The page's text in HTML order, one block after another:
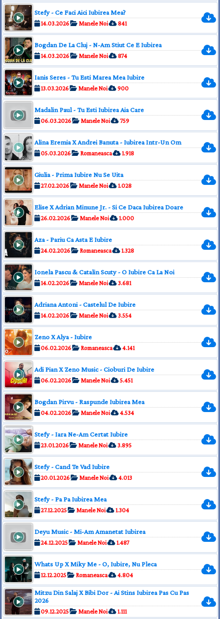
Stefy - Ce Faci Aici Iubirea Mea?
14.03.2026 Manele Noi 841
Bogdan De La Cluj - N-Am Stiut Ce E Iubirea
14.03.2026 Manele Noi 874
Ianis Seres - Tu Esti Marea Mea Iubire
13.03.2026 Manele Noi 900
Madalin Paul - Tu Esti Iubirea Aia Care
06.03.2026 Manele Noi 759
Alina Eremia X Andrei Banuta - Iubirea Intr-Un Om
05.03.2026 Romaneasca 1.918
Giulia - Prima Iubire Nu Se Uita
27.02.2026 Manele Noi 1.028
Elise X Adrian Minune Jr. - Si Ce Daca Iubirea Doare
26.02.2026 Manele Noi 1.000
Aza - Pariu Ca Asta E Iubire
24.02.2026 Romaneasca 1.328
Ionela Pascu & Catalin Scuty - O Iubire Ca La Noi
14.02.2026 Manele Noi 3.681
Adriana Antoni - Castelul De Iubire
14.02.2026 Manele Noi 3.554
Zeno X Alya - Iubire
06.02.2026 Romaneasca 4.141
Adi Pian X Zeno Music - Cioburi De Iubire
06.02.2026 Manele Noi 5.451
Bogdan Pirvu - Raspunde Iubirea Mea
04.02.2026 Manele Noi 4.534
Stefy - Iara Ne-Am Certat Iubire
23.01.2026 Manele Noi 3.895
Stefy - Cand Te Vad Iubire
20.01.2026 Manele Noi 4.013
Stefy - Pa Pa Iubirea Mea
27.12.2025 Manele Noi 1.304
Deyu Music - Mi-Am Amanetat Iubirea
24.12.2025 Manele Noi 1.487
Whats Up X Miky Me - O, Iubire, Nu Pleca
12.12.2025 Romaneasca 4.804
Mitzu Din Salaj X Bibi Dor - Ai Stins Iubirea Pas Cu Pas
2026
09.12.2025 Manele Noi 1.111